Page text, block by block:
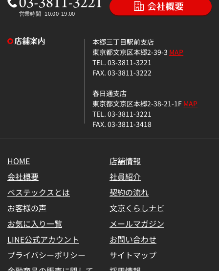
本郷三丁目駅前支店
東京都文京区本郷2-39-3 MAP
TEL. 03-3811-3221
FAX. 03-3811-3222
春日通支店
東京都文京区本郷2-38-21-1FMAP
TEL. 03-3811-3221
FAX. 03-3811-3418
HOME
店舗情報
会社概要
社員紹介
ベステックスとは
契約の流れ
お客様の声
文京くらしナビ
お気に入り一覧
メールマガジン
LINE公式アカウント
お問い合わせ
プライバシーポリシー
サイトマップ